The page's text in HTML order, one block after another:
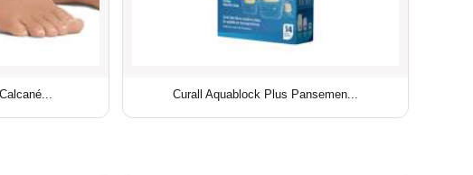
Curall Aquablock Plus Pansemen...